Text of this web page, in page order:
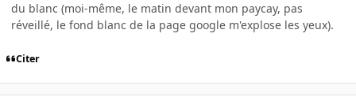
du blanc (moi-même, le matin devant mon paycay, pas
réveillé, le fond blanc de la page google m'explose les yeux).
Citer